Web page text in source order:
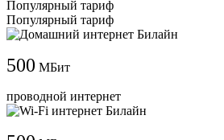
Популярный тариф
Популярный тариф
500 МБит
проводной интернет